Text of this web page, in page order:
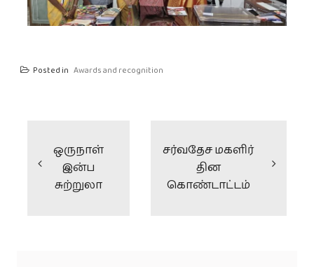
Posted in Awards and recognition
ஒருநாள்
இன்ப
சுற்றுலா
சர்வதேச மகளிர்
தின
கொண்டாட்டம்